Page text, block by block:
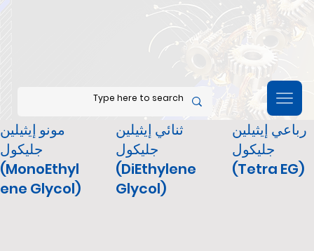
مونو إيثيلين
جليكول
(MonoEthyl
ene Glycol)
ثنائي إيثيلين
جليكول
(DiEthylene
Glycol)
رباعي إيثيلين
جليكول
(Tetra EG)